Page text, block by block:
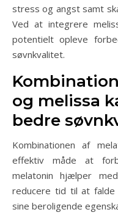
stress og angst samt
Ved at integrere
potentielt opleve
søvnkvalitet.
og melissa
bedre
Kombinationen af
effektiv måde at
melatonin hjælper
reducere tid til at falde
sine beroligende